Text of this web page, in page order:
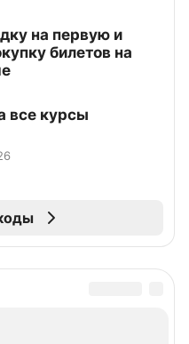
на первую и
билетов на
все курсы